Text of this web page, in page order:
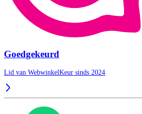
Goedgekeurd
Lid van WebwinkelKeur sinds 2024